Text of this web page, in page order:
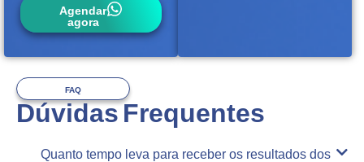
Agendar
agora
FAQ
Dúvidas Frequentes
Quanto tempo leva para receber os resultados dos